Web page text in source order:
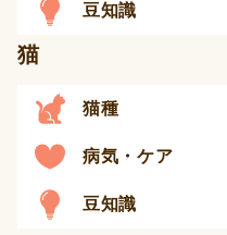
豆知識
猫
猫種
病気・ケア
豆知識